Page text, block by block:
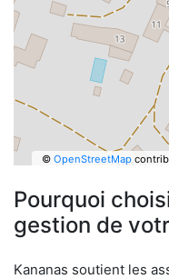
© OpenStreetMap
Pourquoi
gestion de
Kananas soutient les